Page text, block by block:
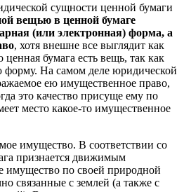
сущности ценной бумаги
вещью в ценной бумаге
(или электронная) форма, а
, хотя внешне все выглядит как
ценная бумага есть вещь, так как
форму. На самом деле юридической
ею имущественное право,
это качество присуще ему по
место какое-то имущественное
имущество. В соответствии со
признается движимым
по своей природной
связанные с землей (а также с